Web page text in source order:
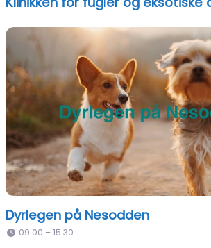
Dyrlegen på Nesodden
09:00 – 15:30